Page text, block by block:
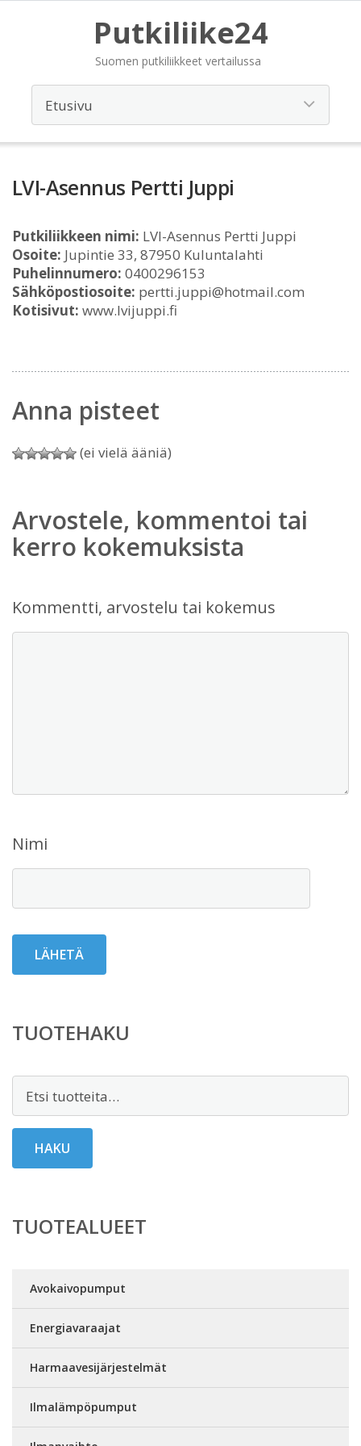
Putkiliike24
Suomen putkiliikkeet vertailussa
LVI-Asennus Pertti Juppi
Putkiliikkeen nimi: LVI-Asennus Pertti Juppi
Osoite: Jupintie 33, 87950 Kuluntalahti
Puhelinnumero: 0400296153
Sähköpostiosoite: pertti.juppi@hotmail.com
Kotisivut: www.lvijuppi.fi
Anna pisteet
(ei vielä ääniä)
Arvostele, kommentoi tai
kerro kokemuksista
Kommentti, arvostelu tai kokemus
Nimi
TUOTEHAKU
HAKU
TUOTEALUEET
Avokaivopumput
Energiavaraajat
Harmaavesijärjestelmät
Ilmalämpöpumput